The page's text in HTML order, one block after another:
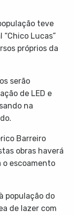
teve
Lucas”
próprios da
serão
de LED e
na
Barreiro
obras haverá
o escoamento
população do
de lazer com